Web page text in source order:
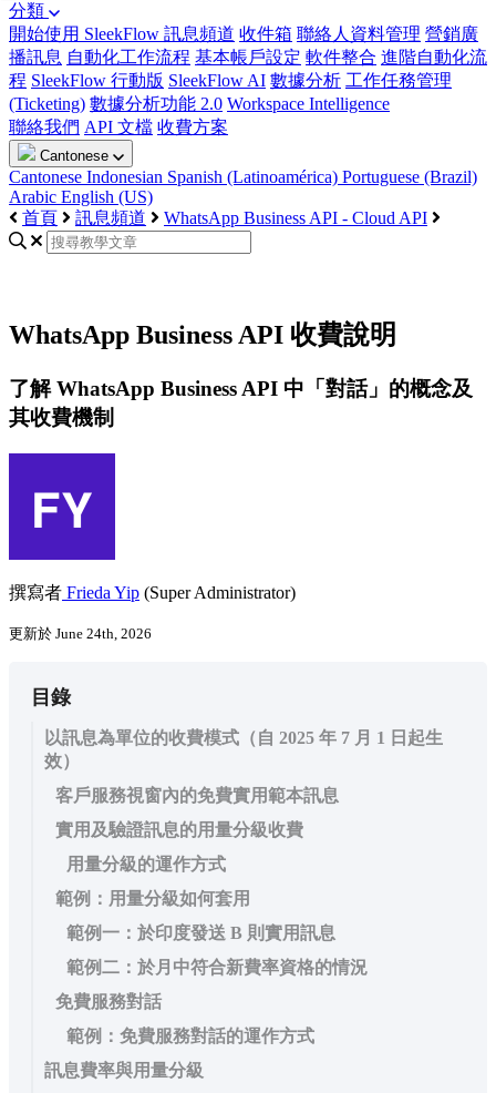
分類
開始使用 SleekFlow 訊息頻道 收件箱 聯絡人資料管理 營銷廣
播訊息 自動化工作流程 基本帳戶設定 軟件整合 進階自動化流
程 SleekFlow 行動版 SleekFlow AI 數據分析 工作任務管理
(Ticketing) 數據分析功能 2.0 Workspace Intelligence
聯絡我們 API 文檔 收費方案
Cantonese
Cantonese Indonesian Spanish (Latinoamérica) Portuguese (Brazil)
Arabic English (US)
首頁
訊息頻道 WhatsApp Business API - Cloud API
WhatsApp Business API 收費說明
了解 WhatsApp Business API 中「對話」的概念及
其收費機制
撰寫者 Frieda Yip (Super Administrator)
更新於 June 24th, 2026
目錄
以訊息為單位的收費模式（自 2025 年 7 月 1 日起生
效）
客戶服務視窗內的免費實用範本訊息
實用及驗證訊息的用量分級收費
用量分級的運作方式
範例：用量分級如何套用
範例一：於印度發送 B 則實用訊息
範例二：於月中符合新費率資格的情況
免費服務對話
範例：免費服務對話的運作方式
訊息費率與用量分級